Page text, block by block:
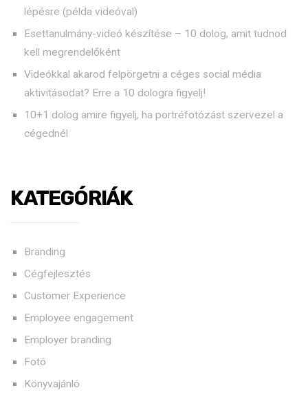
lépésre (példa videóval)
Esettanulmány-videó készítése – 10 dolog, amit tudnod
kell megrendelőként
Videókkal akarod felpörgetni a céges social média
aktivitásodat? Erre a 10 dologra figyelj!
10+1 dolog amire figyelj, ha portréfotózást szervezel a
cégednél
KATEGÓRIÁK
Branding
Cégfejlesztés
Customer Experience
Employee engagement
Employer branding
Fotó
Könyvajánló